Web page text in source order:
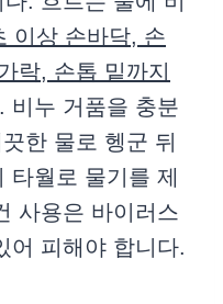
이상 손바닥, 손
락, 손톱 밑까지
. 비누 거품을 충분
한 물로 헹군 뒤
월로 물기를 제
사용은 바이러스
어 피해야 합니다.